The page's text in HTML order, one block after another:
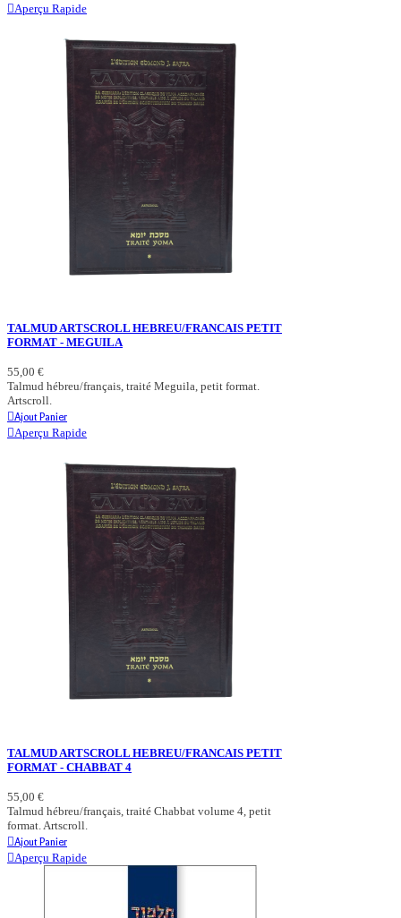
Aperçu Rapide
TALMUD ARTSCROLL HEBREU/FRANCAIS PETIT
FORMAT - MEGUILA
55,00 €
Talmud hébreu/français, traité Meguila, petit format.
Artscroll.
Ajout Panier
Aperçu Rapide
TALMUD ARTSCROLL HEBREU/FRANCAIS PETIT
FORMAT - CHABBAT 4
55,00 €
Talmud hébreu/français, traité Chabbat volume 4, petit
format. Artscroll.
Ajout Panier
Aperçu Rapide